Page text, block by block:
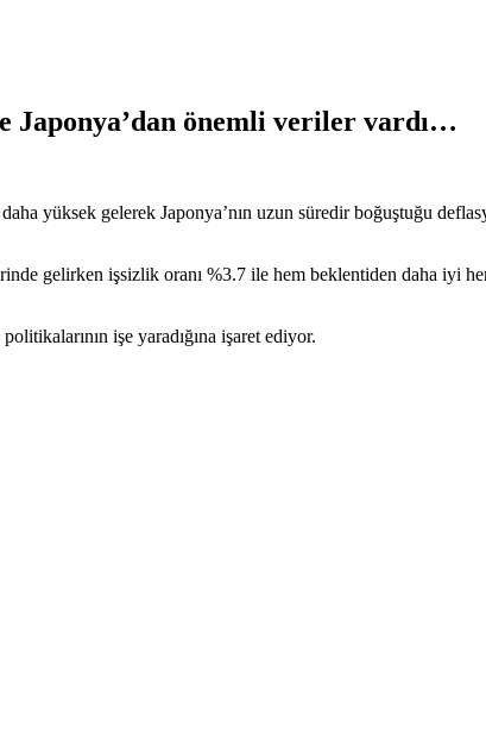
Japonya’dan önemli veriler vardı…
yüksek gelerek Japonya’nın uzun süredir boğuştuğu
gelirken işsizlik oranı %3.7 ile hem beklentiden daha iyi
işe yaradığına işaret ediyor.